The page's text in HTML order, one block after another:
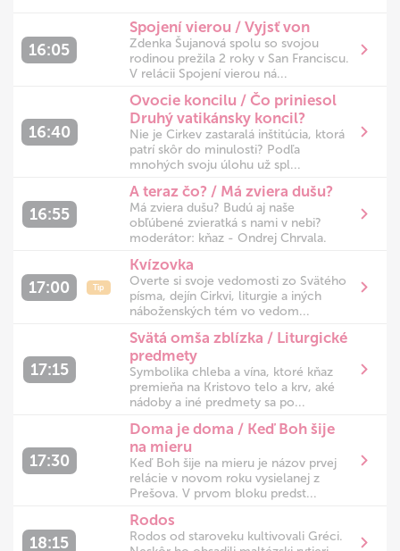
16:05
Spojení vierou / Vyjsť von
​Zdenka Šujanová spolu so svojou
rodinou prežila 2 roky v San Franciscu.
V relácii Spojení vierou ná...
16:40
Ovocie koncilu / Čo priniesol
Druhý vatikánsky koncil?
Nie je Cirkev zastaralá inštitúcia, ktorá
patrí skôr do minulosti? Podľa
mnohých svoju úlohu už spl...
16:55
A teraz čo? / Má zviera dušu?
Má zviera dušu? Budú aj naše
obľúbené zvieratká s nami v nebi?
moderátor: kňaz - Ondrej Chrvala.
17:00 Tip
Kvízovka
Overte si svoje vedomosti zo Svätého
písma, dejín Cirkvi, liturgie a iných
náboženských tém vo vedom...
17:15
Svätá omša zblízka / Liturgické
predmety
Symbolika chleba a vína, ktoré kňaz
premieňa na Kristovo telo a krv, aké
nádoby a iné predmety sa po...
17:30
Doma je doma / Keď Boh šije
na mieru
Keď Boh šije na mieru je názov prvej
relácie v novom roku vysielanej z
Prešova. V prvom bloku predst...
18:15
Rodos
Rodos od staroveku kultivovali Gréci.